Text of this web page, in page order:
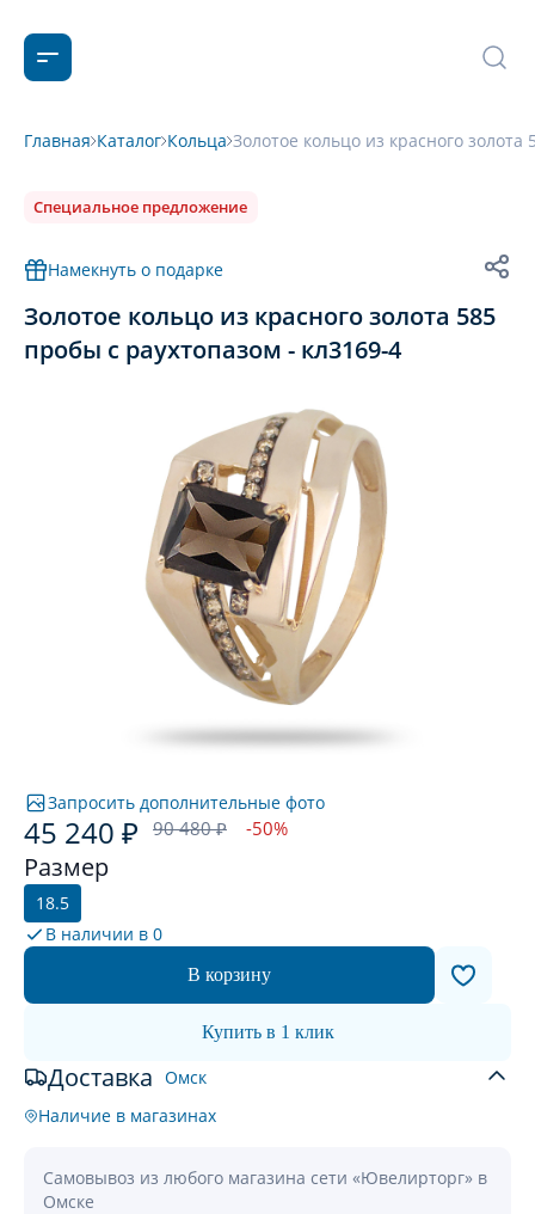
Главная Каталог Кольца Золотое кольцо из красного
Специальное предложение
Намекнуть о подарке
Золотое кольцо из красного золота 585
пробы с раухтопазом - кл3169-4
Запросить дополнительные фото
45 240 ₽ 90 480 ₽ -50%
Размер
18.5
В наличии в 0
В корзину
Купить в 1 клик
Доставка Омск
Наличие в магазинах
Самовывоз из любого магазина сети «Ювелирторг» в
Омске